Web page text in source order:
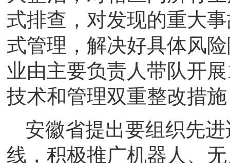
式排查，对发现的重大
式管理，解决好具体风
业由主要负责人带队开
技术和管理双重整改措
安徽省提出要组织先
线，积极推广机器人、